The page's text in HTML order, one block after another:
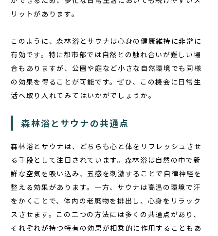
リットがあります。
このように、森林浴とサウナ は心身の健康維持に非常に
有効です。特に都市部では自然との触れ合いが難しい場
合もありますが、公園や庭など小さな自然環境でも同様
の効果を得ることが可能です。ぜひ、この機会に日常生
活へ取り入れてみてはいかがでしょうか。
森林浴とサウナの共通点
森林浴とサウナは、どちらも心と体をリフレッシュさせ
る手段として注目されています。森林浴は自然の中で新
鮮な空気を吸い込み、五感を刺激することで自律神経を
整える効果があります。一方、サウナは高温の環境で汗
をかくことで、体内の老廃物を排出し、心身をリラック
スさせます。この二つの方法には多くの共通点があり、
それぞれが持つ特有の効果が相乗的に作用することもあ